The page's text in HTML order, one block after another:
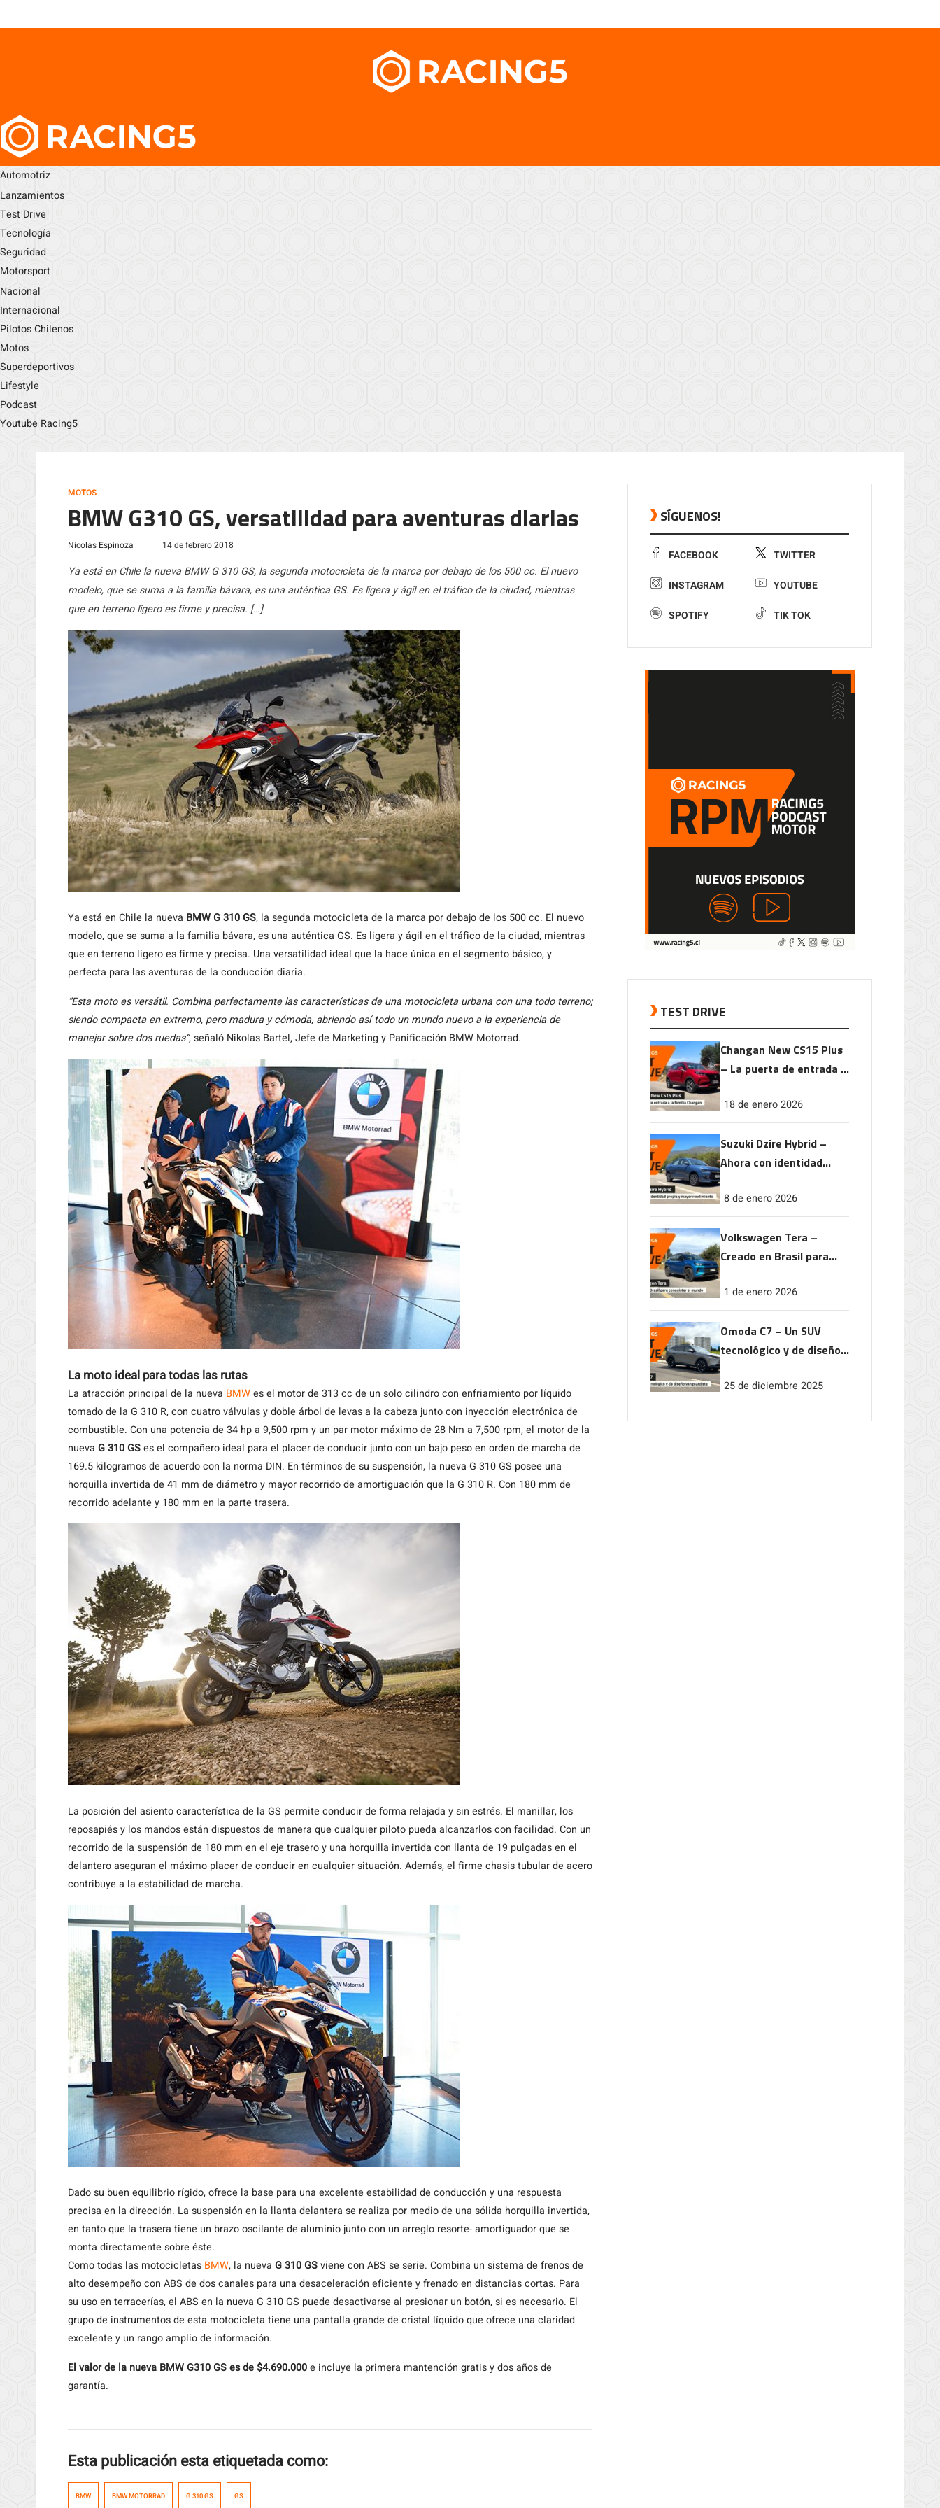
Automotriz
Lanzamientos
Test Drive
Tecnología
Seguridad
Motorsport
Nacional
Internacional
Pilotos Chilenos
Motos
Superdeportivos
Lifestyle
Podcast
Youtube Racing5
MOTOS
BMW G310 GS, versatilidad para aventuras diarias
Nicolás Espinoza | 14 de febrero 2018
Ya está en Chile la nueva BMW G 310 GS, la segunda motocicleta de la marca por debajo de los 500 cc. El nuevo
modelo, que se suma a la familia bávara, es una auténtica GS. Es ligera y ágil en el tráfico de la ciudad, mientras
que en terreno ligero es firme y precisa. […]
Ya está en Chile la nueva BMW G 310 GS, la segunda motocicleta de la marca por debajo de los 500 cc. El nuevo
modelo, que se suma a la familia bávara, es una auténtica GS. Es ligera y ágil en el tráfico de la ciudad, mientras
que en terreno ligero es firme y precisa. Una versatilidad ideal que la hace única en el segmento básico, y
perfecta para las aventuras de la conducción diaria.
“Esta moto es versátil. Combina perfectamente las características de una motocicleta urbana con una todo terreno;
siendo compacta en extremo, pero madura y cómoda, abriendo así todo un mundo nuevo a la experiencia de
manejar sobre dos ruedas”, señaló Nikolas Bartel, Jefe de Marketing y Panificación BMW Motorrad.
La moto ideal para todas las rutas
La atracción principal de la nueva BMWes el motor de 313 cc de un solo cilindro con enfriamiento por líquido
tomado de la G 310 R, con cuatro válvulas y doble árbol de levas a la cabeza junto con inyección electrónica de
combustible. Con una potencia de 34 hp a 9,500 rpm y un par motor máximo de 28 Nm a 7,500 rpm, el motor de la
nueva G 310 GSes el compañero ideal para el placer de conducir junto con un bajo peso en orden de marcha de
169.5 kilogramos de acuerdo con la norma DIN. En términos de su suspensión, la nueva G 310 GS posee una
horquilla invertida de 41 mm de diámetro y mayor recorrido de amortiguación que la G 310 R. Con 180 mm de
recorrido adelante y 180 mm en la parte trasera.
La posición del asiento característica de la GS permite conducir de forma relajada y sin estrés. El manillar, los
reposapiés y los mandos están dispuestos de manera que cualquier piloto pueda alcanzarlos con facilidad. Con un
recorrido de la suspensión de 180 mm en el eje trasero y una horquilla invertida con llanta de 19 pulgadas en el
delantero aseguran el máximo placer de conducir en cualquier situación. Además, el firme chasis tubular de acero
contribuye a la estabilidad de marcha.
Dado su buen equilibrio rígido, ofrece la base para una excelente estabilidad de conducción y una respuesta
precisa en la dirección. La suspensión en la llanta delantera se realiza por medio de una sólida horquilla invertida,
en tanto que la trasera tiene un brazo oscilante de aluminio junto con un arreglo resorte- amortiguador que se
monta directamente sobre éste.
Como todas las motocicletas BMW, la nueva G 310 GSviene con ABS se serie. Combina un sistema de frenos de
alto desempeño con ABS de dos canales para una desaceleración eficiente y frenado en distancias cortas. Para
su uso en terracerías, el ABS en la nueva G 310 GS puede desactivarse al presionar un botón, si es necesario. El
grupo de instrumentos de esta motocicleta tiene una pantalla grande de cristal líquido que ofrece una claridad
excelente y un rango amplio de información.
El valor de la nueva BMW G310 GS es de $4.690.000e incluye la primera mantención gratis y dos años de
garantía.
Esta publicación esta etiquetada como:
BMW BMW MOTORRAD G 310 GS GS
SÍGUENOS!
FACEBOOK TWITTER
INSTAGRAM YOUTUBE
SPOTIFY TIK TOK
TEST DRIVE
Changan New CS15 Plus
– La puerta de entrada a
18 de enero 2026
Suzuki Dzire Hybrid –
Ahora con identidad
rendimiento
8 de enero 2026
Volkswagen Tera –
Creado en Brasil para
1 de enero 2026
Omoda C7 – Un SUV
tecnológico y de diseño
25 de diciembre 2025